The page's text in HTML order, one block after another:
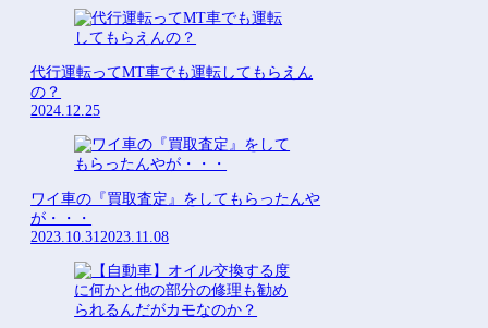
代行運転ってMT車でも運転してもらえん
の？
2024.12.25
ワイ車の『買取査定』をしてもらったんや
が・・・
2023.10.312023.11.08